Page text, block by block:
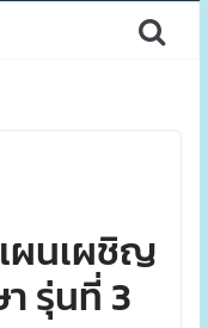
ผนเผชิญ
รุ่นที่ 3